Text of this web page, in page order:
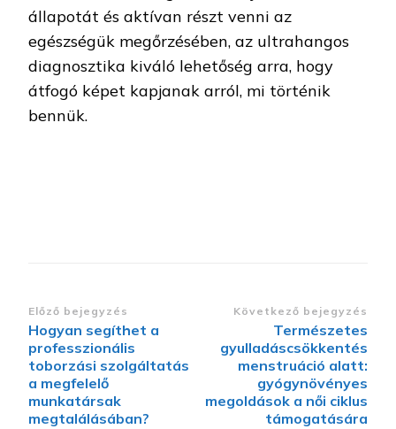
állapotát és aktívan részt venni az
egészségük megőrzésében, az ultrahangos
diagnosztika kiváló lehetőség arra, hogy
átfogó képet kapjanak arról, mi történik
bennük.
Bejegyzések
navigációja
Előző bejegyzés
Hogyan segíthet a
professzionális
toborzási szolgáltatás
a megfelelő
munkatársak
megtalálásában?
Következő bejegyzés
Természetes
gyulladáscsökkentés
menstruáció alatt:
gyógynövényes
megoldások a női ciklus
támogatására